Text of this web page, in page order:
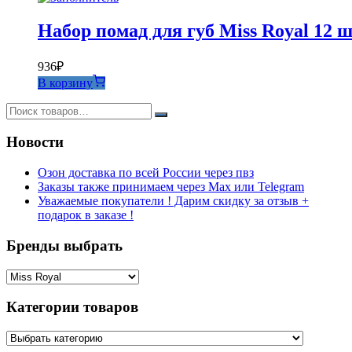
Набор помад для губ Miss Royal 12
936₽
В корзину
Новости
Озон доставка по всей России через пвз
Заказы также принимаем через Max или Telegram
Уважаемые покупатели ! Дарим скидку за отзыв +
подарок в заказе !
Бренды выбрать
Категории товаров